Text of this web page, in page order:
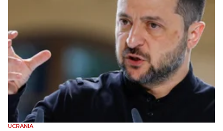
UCRANIA